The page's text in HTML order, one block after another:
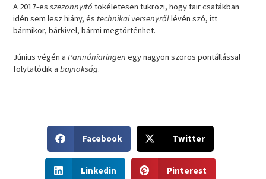
A 2017-esszezonnyitó tökéletesen tükrözi, hogy fair csatákban
idén sem lesz hiány, és technikai versenyrőllévén szó, itt
bármikor, bárkivel, bármi megtörténhet.
Június végén aPannóniaringen egy nagyon szoros pontállással
folytatódik abajnokság.
h
a
r
Facebook
h
a
Twitter
h
Linkedin
h
Pinterest